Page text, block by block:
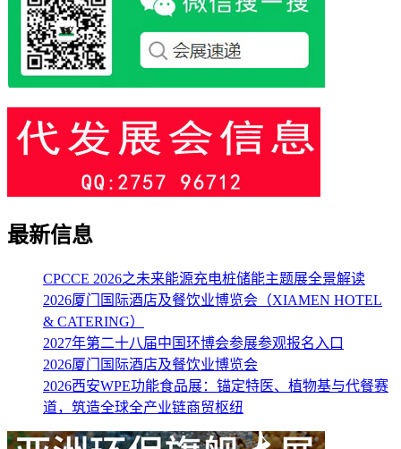
最新信息
CPCCE 2026之未来能源充电桩储能主题展全景解读
2026厦门国际酒店及餐饮业博览会（XIAMEN HOTEL
& CATERING）
2027年第二十八届中国环博会参展参观报名入口
2026厦门国际酒店及餐饮业博览会
2026西安WPE功能食品展：锚定特医、植物基与代餐赛
道，筑造全球全产业链商贸枢纽